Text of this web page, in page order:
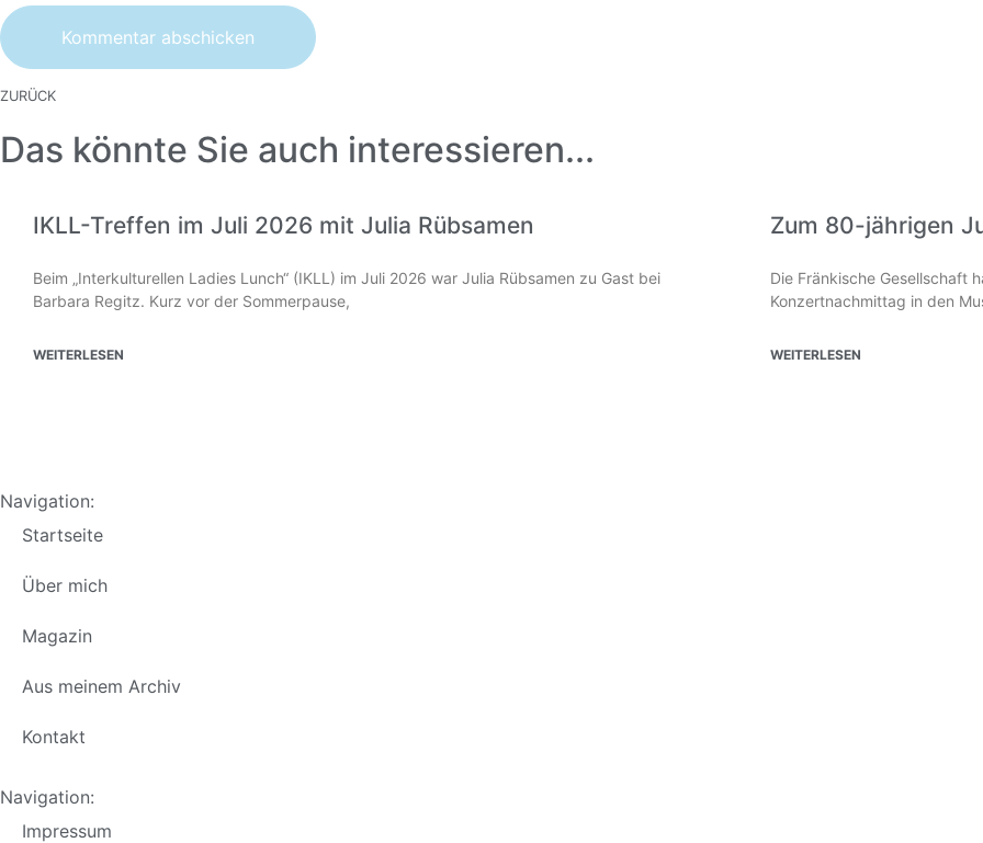
ZURÜCK
Das könnte Sie auch interessieren...
IKLL-Treffen im Juli 2026 mit Julia Rübsamen
Beim „Interkulturellen Ladies Lunch“ (IKLL) im Juli 2026 war Julia Rübsamen zu Gast bei
Barbara Regitz. Kurz vor der Sommerpause,
WEITERLESEN
Zum 80-jährigen
Die Fränkische Gesellschaft
Konzertnachmittag in den
WEITERLESEN
Navigation:
Startseite
Über mich
Magazin
Aus meinem Archiv
Kontakt
Navigation:
Impressum